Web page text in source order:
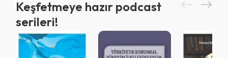
Keşfetmeye hazır podcast
serileri!
Giriş
Vazgeç
Vazgeç